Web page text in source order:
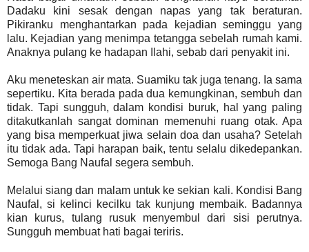
Dadaku kini sesak dengan napas yang tak beraturan.
Pikiranku menghantarkan pada kejadian seminggu yang
lalu. Kejadian yang menimpa tetangga sebelah rumah kami.
Anaknya pulang ke hadapan Ilahi, sebab dari penyakit ini.
Aku meneteskan air mata. Suamiku tak juga tenang. Ia sama
sepertiku. Kita berada pada dua kemungkinan, sembuh dan
tidak. Tapi sungguh, dalam kondisi buruk, hal yang paling
ditakutkanlah sangat dominan memenuhi ruang otak. Apa
yang bisa memperkuat jiwa selain doa dan usaha? Setelah
itu tidak ada. Tapi harapan baik, tentu selalu dikedepankan.
Semoga Bang Naufal segera sembuh.
Melalui siang dan malam untuk ke sekian kali. Kondisi Bang
Naufal, si kelinci kecilku tak kunjung membaik. Badannya
kian kurus, tulang rusuk menyembul dari sisi perutnya.
Sungguh membuat hati bagai teriris.